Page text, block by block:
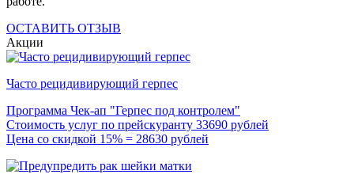
ОСТАВИТЬ ОТЗЫВ
Акции
Часто рецидивирующий герпес
Программа Чек-ап "Герпес под контролем"
Стоимость услуг по прейскуранту 33690 рублей
Цена со скидкой 15% = 28630 рублей